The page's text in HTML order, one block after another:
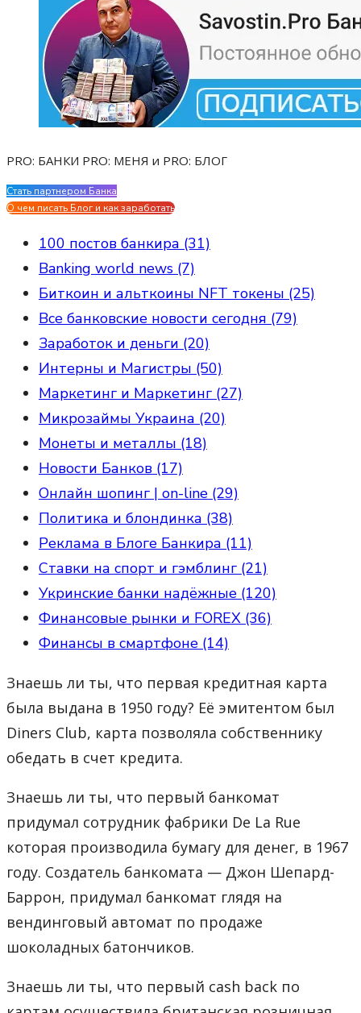
PRO: БАНКИ PRO: МЕНЯ и PRO: БЛОГ
Стать партнером Банка
О чем писать Блог и как заработать
100 постов банкира (31)
Banking world news (7)
Биткоин и альткоины NFT токены (25)
Все банковские новости сегодня (79)
Заработок и деньги (20)
Интерны и Магистры (50)
Маркетинг и Маркетинг (27)
Микрозаймы Украина (20)
Монеты и металлы (18)
Новости Банков (17)
Онлайн шопинг | on-line (29)
Политика и блондинка (38)
Реклама в Блоге Банкира (11)
Ставки на спорт и гэмблинг (21)
Укринские банки надёжные (120)
Финансовые рынки и FOREX (36)
Финансы в смартфоне (14)
Знаешь ли ты, что первая кредитная карта
была выдана в 1950 году? Её эмитентом был
Diners Club, карта позволяла собственнику
обедать в счет кредита.
Знаешь ли ты, что первый банкомат
придумал сотрудник фабрики De La Rue
которая производила бумагу для денег, в 1967
году. Создатель банкомата — Джон Шепард-
Баррон, придумал банкомат глядя на
вендинговый автомат по продаже
шоколадных батончиков.
Знаешь ли ты, что первый cash back по